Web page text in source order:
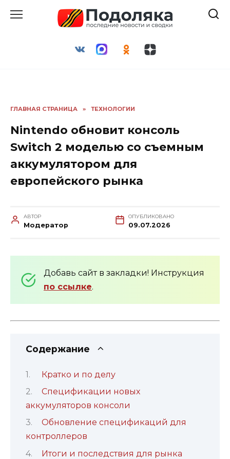
ГЛАВНАЯ СТРАНИЦА » ТЕХНОЛОГИИ
Nintendo обновит консоль
Switch 2 моделью со съемным
аккумулятором для
европейского рынка
АВТОР
Модератор
ОПУБЛИКОВАНО
09.07.2026
Добавь сайт в закладки! Инструкция
по ссылке.
Содержание
Кратко и по делу
Спецификации новых
аккумуляторов консоли
Обновление спецификаций для
контроллеров
Итоги и последствия для рынка